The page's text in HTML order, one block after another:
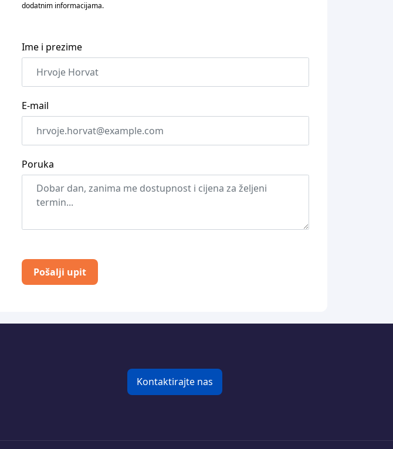
dodatnim informacijama.
Ime i prezime
E-mail
Poruka
Pošalji upit
Kontaktirajte nas